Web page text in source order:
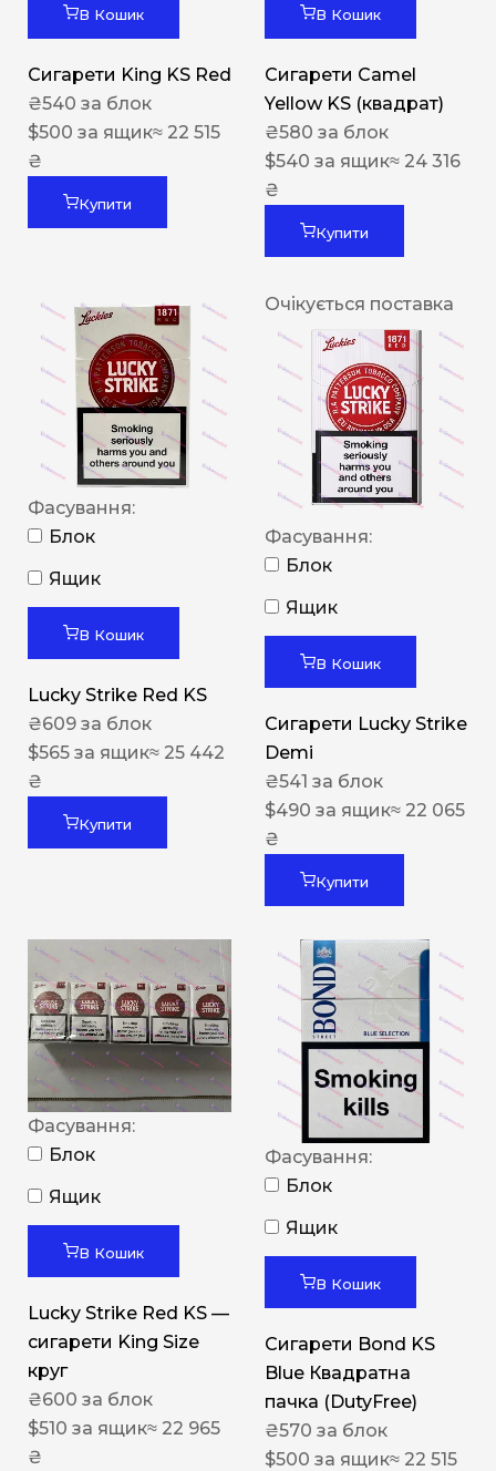
В Кошик
Сигарети King KS Red
₴540 за блок
$500 за ящик≈ 22 515
₴
Купити
В Кошик
Сигарети Camel
Yellow KS (квадрат)
₴580 за блок
$540 за ящик≈ 24 316
₴
Купити
Фасування:
Блок
Ящик
В Кошик
Lucky Strike Red KS
₴609 за блок
$565 за ящик≈ 25 442
₴
Купити
Очікується поставка
Фасування:
Блок
Ящик
В Кошик
Сигарети Lucky Strike
Demi
₴541 за блок
$490 за ящик≈ 22 065
₴
Купити
Фасування:
Блок
Ящик
В Кошик
Lucky Strike Red KS —
сигарети King Size
круг
₴600 за блок
$510 за ящик≈ 22 965
₴
Фасування:
Блок
Ящик
В Кошик
Сигарети Bond KS
Blue Квадратна
пачка (DutyFree)
₴570 за блок
$500 за ящик≈ 22 515